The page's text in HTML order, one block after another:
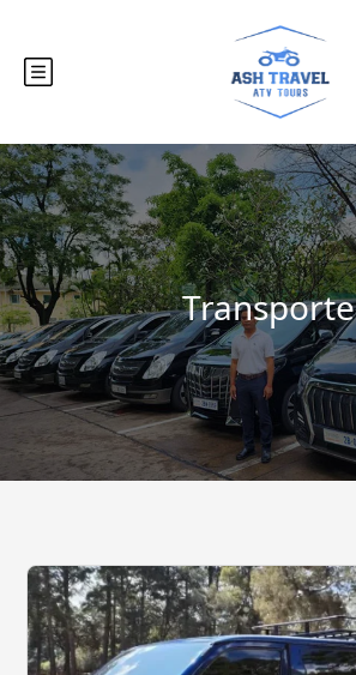
Transporte